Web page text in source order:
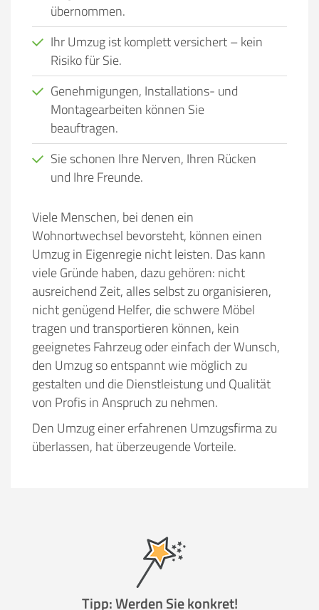
übernommen.
Ihr Umzug ist komplett versichert – kein
Risiko für Sie.
Genehmigungen, Installations- und
Montagearbeiten können Sie
beauftragen.
Sie schonen Ihre Nerven, Ihren Rücken
und Ihre Freunde.
Viele Menschen, bei denen ein
Wohnortwechsel bevorsteht, können einen
Umzug in Eigenregie nicht leisten. Das kann
viele Gründe haben, dazu gehören: nicht
ausreichend Zeit, alles selbst zu organisieren,
nicht genügend Helfer, die schwere Möbel
tragen und transportieren können, kein
geeignetes Fahrzeug oder einfach der Wunsch,
den Umzug so entspannt wie möglich zu
gestalten und die Dienstleistung und Qualität
von Profis in Anspruch zu nehmen.
Den Umzug einer erfahrenen Umzugsfirma zu
überlassen, hat überzeugende Vorteile.
Tipp: Werden Sie konkret!